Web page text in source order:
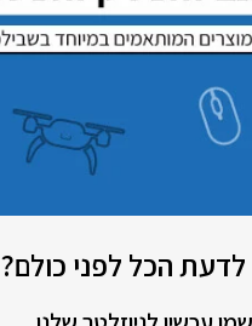
לדעת הכל לפני כולם?